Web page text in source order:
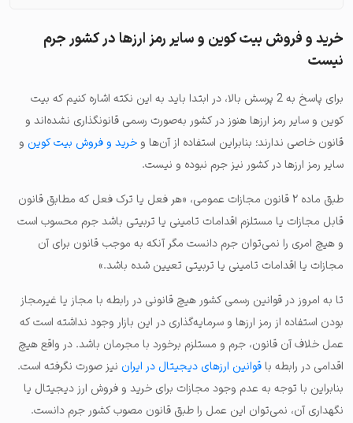
خرید و فروش بیت کوین و سایر رمز ارزها در کشور جرم
نیست
برای پاسخ به 2 پرسش بالا، در ابتدا باید به این نکته اشاره کنیم که بیت
کوین و سایر رمز ارزها هنوز در کشور به‌صورت رسمی قانونگذاری نشده‌اند و
قانون خاصی ندارند؛ بنابراین استفاده از آن‌ها و خرید و فروش بیت کوین و
سایر رمز ارزها در کشور نیز جرم نبوده و نیست.
طبق ماده ۲ قانون مجازات عمومی، «هر فعل یا ترک فعل که مطابق قانون
قابل مجازات یا مستلزم اقدامات تامینی یا تربیتی باشد جرم محسوب است
و هیچ امری را نمی‌توان جرم دانست مگر آنکه به موجب قانون برای آن
مجازات یا اقدامات تامینی یا تربیتی تعیین شده باشد.»
تا به امروز در قوانین رسمی کشور هیچ قانونی در رابطه با مجاز یا غیر‌مجاز
بودن استفاده از رمز ارزها و سرمایه‌گذاری در این بازار وجود نداشته است که
عمل خلاف آن قانون، جرم و مستلزم برخورد با مجرمان باشد. در واقع هیچ
اقدامی در رابطه باقوانین ارزهای دیجیتالدر ایران نیز صورت نگرفته است.
بنابراین با توجه به عدم وجود مجازات برای خرید و فروش ارز دیجیتال یا
نگهداری آن، نمی‌توان این عمل را طبق قانون مصوب کشور جرم دانست.